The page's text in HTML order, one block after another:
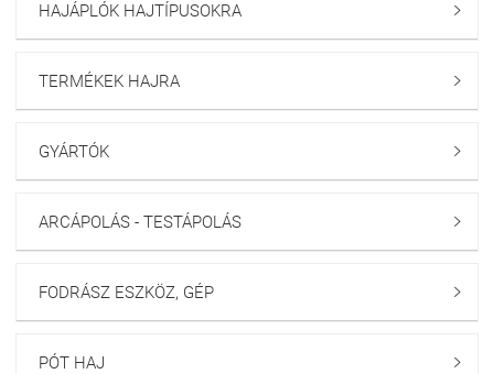
HAJÁPLÓK HAJTÍPUSOKRA 
TERMÉKEK HAJRA 
GYÁRTÓK 
ARCÁPOLÁS - TESTÁPOLÁS 
FODRÁSZ ESZKÖZ, GÉP 
PÓT HAJ 